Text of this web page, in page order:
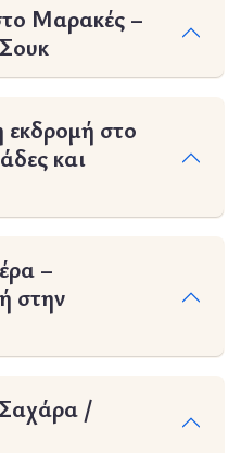
Μαρακές –
στο
και
–
στην
/